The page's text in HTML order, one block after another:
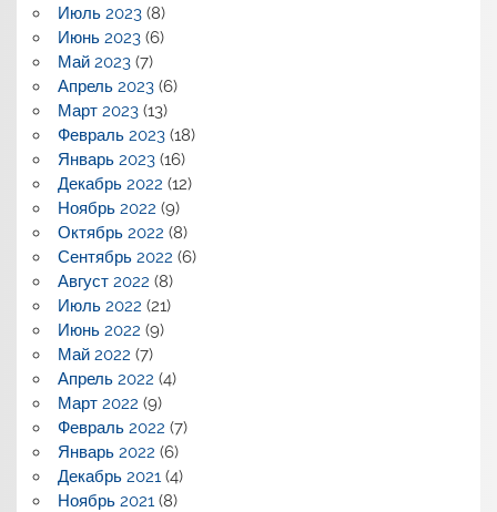
Июль 2023(8)
Июнь 2023(6)
Май 2023(7)
Апрель 2023(6)
Март 2023(13)
Февраль 2023(18)
Январь 2023(16)
Декабрь 2022 (12)
Ноябрь 2022 (9)
Октябрь 2022 (8)
Сентябрь 2022 (6)
Август 2022 (8)
Июль 2022 (21)
Июнь 2022 (9)
Май 2022 (7)
Апрель 2022 (4)
Март 2022 (9)
Февраль 2022 (7)
Январь 2022 (6)
Декабрь 2021(4)
Ноябрь 2021(8)